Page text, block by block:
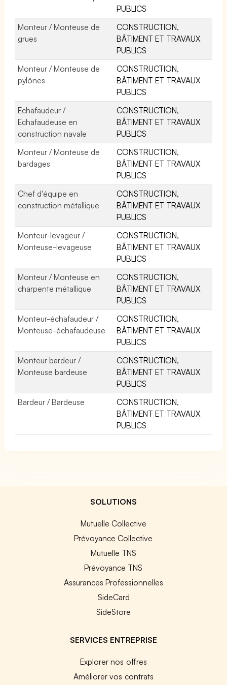
PUBLICS
Monteur / Monteuse de
grues
CONSTRUCTION,
BÂTIMENT ET TRAVAUX
PUBLICS
Monteur / Monteuse de
pylônes
CONSTRUCTION,
BÂTIMENT ET TRAVAUX
PUBLICS
Echafaudeur /
Echafaudeuse en
construction navale
CONSTRUCTION,
BÂTIMENT ET TRAVAUX
PUBLICS
Monteur / Monteuse de
bardages
CONSTRUCTION,
BÂTIMENT ET TRAVAUX
PUBLICS
Chef d'équipe en
construction métallique
CONSTRUCTION,
BÂTIMENT ET TRAVAUX
PUBLICS
Monteur-levageur /
Monteuse-levageuse
CONSTRUCTION,
BÂTIMENT ET TRAVAUX
PUBLICS
Monteur / Monteuse en
charpente métallique
CONSTRUCTION,
BÂTIMENT ET TRAVAUX
PUBLICS
Monteur-échafaudeur /
Monteuse-échafaudeuse
CONSTRUCTION,
BÂTIMENT ET TRAVAUX
PUBLICS
Monteur bardeur /
Monteuse bardeuse
CONSTRUCTION,
BÂTIMENT ET TRAVAUX
PUBLICS
Bardeur / Bardeuse
CONSTRUCTION,
BÂTIMENT ET TRAVAUX
PUBLICS
SOLUTIONS
Mutuelle Collective
Prévoyance Collective
Mutuelle TNS
Prévoyance TNS
Assurances Professionnelles
SideCard
SideStore
SERVICES ENTREPRISE
Explorer nos offres
Améliorer vos contrats